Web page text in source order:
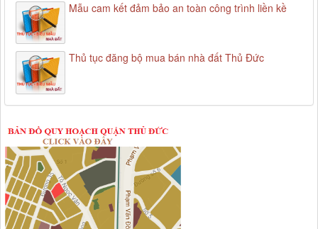
Mẫu cam kết đảm bảo an toàn công trình liền kề
Thủ tục đăng bộ mua bán nhà đất Thủ Đức